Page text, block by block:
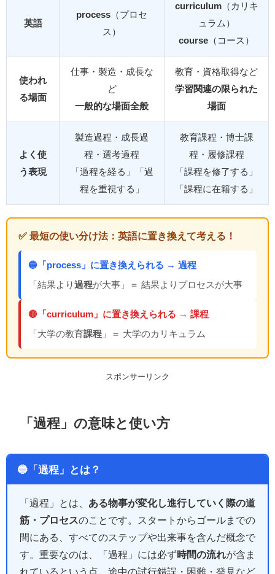
英語
process （プロセ
ス）
curriculum（カリキ
ュラム）
course （コース）
使われ
る場面
仕事・製造・成長な
ど
一般的な場面全般
教育・資格取得など
学習関連の限られた
場面
よく使
う表現
製造過程・成長過
程・選考過程
「過程を経る」「過
程を重視する」
教育課程・博士課
程・履修課程
「課程を修了する」
「課程に在籍する」
✅ 最短の使い分け法：英語に置き換えて考える！
🔵「process」に置き換えられる → 過程
「結果より 過程が大事」＝ 結果よりプロセスが大事
🔴「curriculum」に置き換えられる → 課程
「大学の教育課程 」＝ 大学のカリキュラム
スポンサーリンク
「過程」の意味と使い方
🔵「過程」とは？
「過程」とは、 ある物事が変化し進行していく際の道
筋・プロセスのことです。スタートからゴールまでの
間にある、すべてのステップや出来事を含んだ概念で
す。重要なのは、「過程」には必ず時間の流れが含ま
れているという点。途中の試行錯誤・困難・発見など